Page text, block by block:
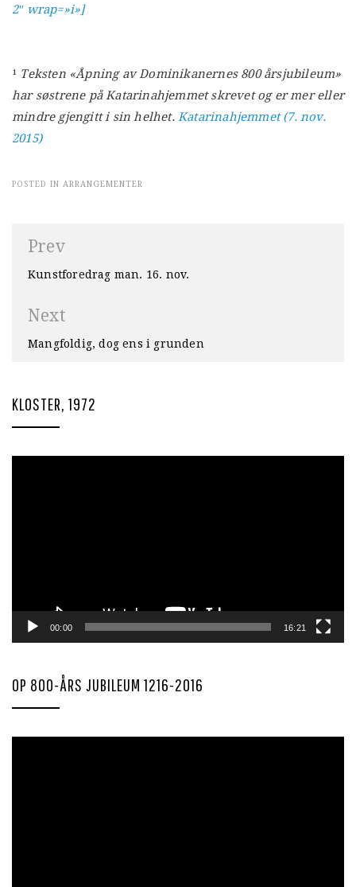
2″ wrap=»i»]
¹ Teksten «Åpning av Dominikanernes 800 årsjubileum»
har søstrene på Katarinahjemmet skrevet og er mer eller
mindre gjengitt i sin helhet. Katarinahjemmet (7. nov.
2015)
POSTED IN ARRANGEMENTER
Innleggsnavigasjon
Prev
Kunstforedrag man. 16. nov.
Next
Mangfoldig, dog ens i grunden
KLOSTER, 1972
00:00 16:21
OP 800-ÅRS JUBILEUM 1216-2016